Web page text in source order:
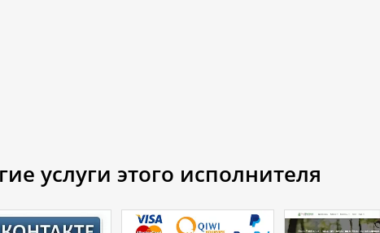
услуги этого исполнителя